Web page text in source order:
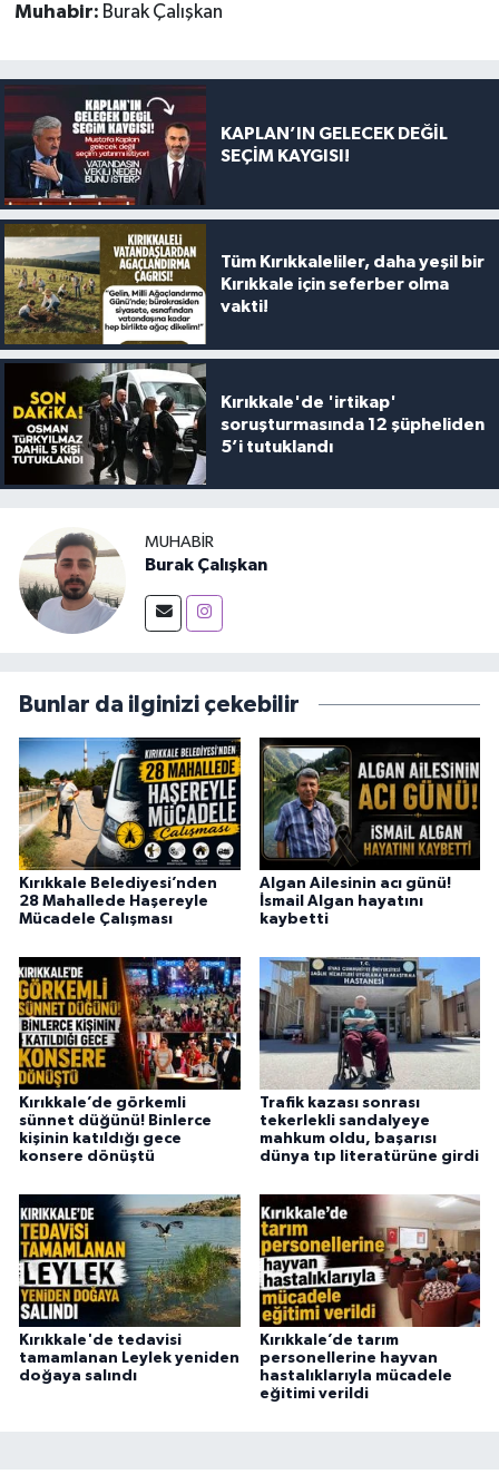
Muhabir: Burak Çalışkan
KAPLAN’IN GELECEK DEĞİL
SEÇİM KAYGISI!
Tüm Kırıkkaleliler, daha yeşil bir
Kırıkkale için seferber olma
vakti!
Kırıkkale'de 'irtikap'
soruşturmasında 12 şüpheliden
5’i tutuklandı
MUHABIR
Burak Çalışkan
Bunlar da ilginizi çekebilir
Kırıkkale Belediyesi’nden
28 Mahallede Haşereyle
Mücadele Çalışması
Algan Ailesinin acı günü!
İsmail Algan hayatını
kaybetti
Kırıkkale’de görkemli
sünnet düğünü! Binlerce
kişinin katıldığı gece
konsere dönüştü
Trafik kazası sonrası
tekerlekli sandalyeye
mahkum oldu, başarısı
dünya tıp literatürüne girdi
Kırıkkale'de tedavisi
tamamlanan Leylek yeniden
doğaya salındı
Kırıkkale’de tarım
personellerine hayvan
hastalıklarıyla mücadele
eğitimi verildi